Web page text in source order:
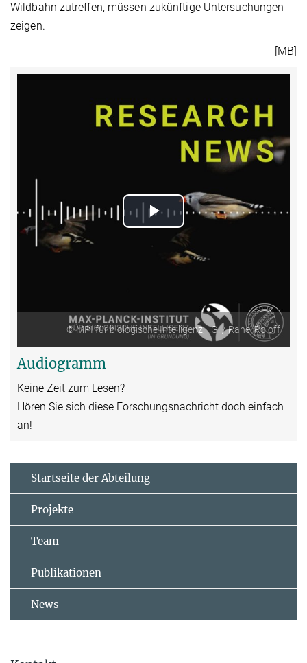
Wildbahn zutreffen, müssen zukünftige Untersuchungen
zeigen.
[MB]
Play
Video
© MPI für biologische Intelligenz, i.G. / Rahel Roloff
Audiogramm
Keine Zeit zum Lesen?
Hören Sie sich diese Forschungsnachricht doch einfach
an!
Startseite der Abteilung
Projekte
Team
Publikationen
News